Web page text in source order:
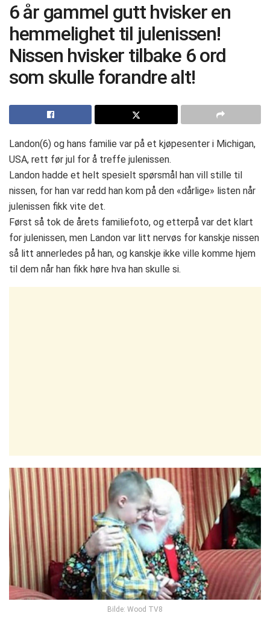
6 år gammel gutt hvisker en
hemmelighet til julenissen!
Nissen hvisker tilbake 6 ord
som skulle forandre alt!
Landon(6) og hans familie var på et kjøpesenter i Michigan,
USA, rett før jul for å treffe julenissen.
Landon hadde et helt spesielt spørsmål han vill stille til
nissen, for han var redd han kom på den «dårlige» listen når
julenissen fikk vite det.
Først så tok de årets familiefoto, og etterpå var det klart
for julenissen, men Landon var litt nervøs for kanskje nissen
så litt annerledes på han, og kanskje ikke ville komme hjem
til dem når han fikk høre hva han skulle si.
Bilde: Wood TV8